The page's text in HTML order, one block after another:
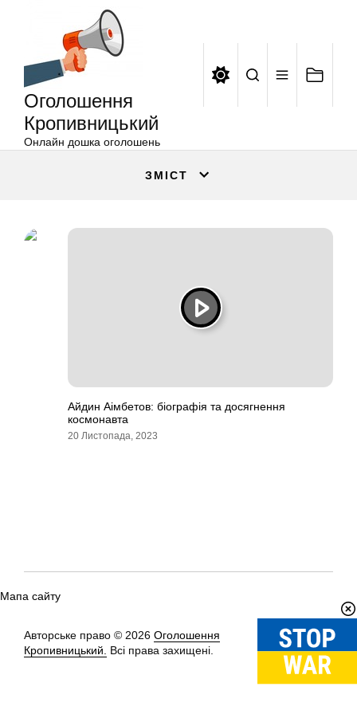
Оголошення
Кропивницький
Онлайн дошка оголошень
ЗМІСТ
Айдин Аімбетов: біографія та досягнення
космонавта
20 Листопада, 2023
Мапа сайту
Авторське право © 2026 Оголошення
Кропивницький.
Всі права захищені.
Вгору↑